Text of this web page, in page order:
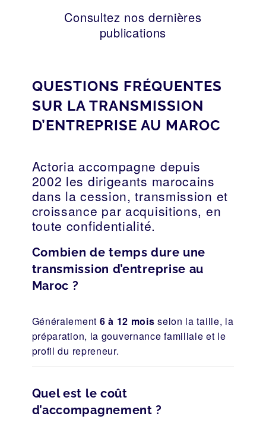
Consultez nos dernières
publications
QUESTIONS FRÉQUENTES
SUR LA TRANSMISSION
D’ENTREPRISE AU MAROC
Actoria accompagne depuis
2002 les dirigeants marocains
dans la cession, transmission et
croissance par acquisitions, en
toute confidentialité.
Combien de temps dure une
transmission d’entreprise au
Maroc ?
Généralement 6 à 12 mois selon la taille, la
préparation, la gouvernance familiale et le
profil du repreneur.
Quel est le coût
d’accompagnement ?